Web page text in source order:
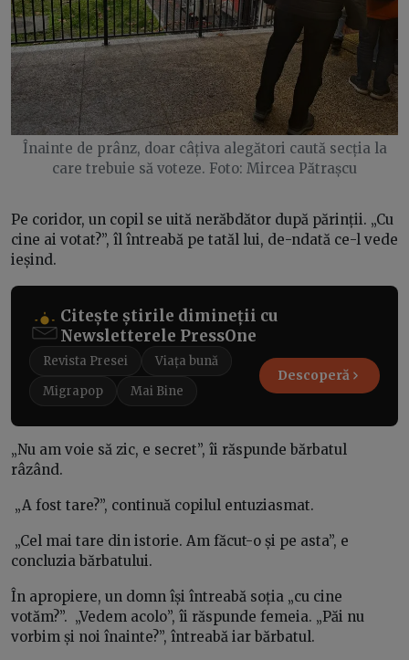
Înainte de prânz, doar câțiva alegători caută secția la
care trebuie să voteze. Foto: Mircea Pătrașcu
Pe coridor, un copil se uită nerăbdător după părinții. „Cu
cine ai votat?”, îl întreabă pe tatăl lui, de-ndată ce-l vede
ieșind.
Citește știrile dimineții cu
Newsletterele PressOne
Revista Presei
Viața bună
Migrapop
Mai Bine
Descoperă
„Nu am voie să zic, e secret”, îi răspunde bărbatul
râzând.
„A fost tare?”, continuă copilul entuziasmat.
„Cel mai tare din istorie. Am făcut-o și pe asta”, e
concluzia bărbatului.
În apropiere, un domn își întreabă soția „cu cine
votăm?”. „Vedem acolo”, îi răspunde femeia. „Păi nu
vorbim și noi înainte?”, întreabă iar bărbatul.